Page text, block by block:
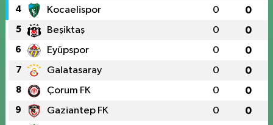
4 Kocaelispor 0 0
5 Beşiktaş 0 0
6 Eyüpspor 0 0
7 Galatasaray 0 0
8 Çorum FK 0 0
9 Gaziantep FK 0 0